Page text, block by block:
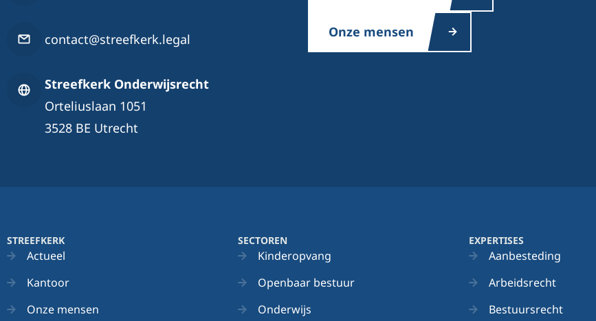
contact@streefkerk.legal
Streefkerk Onderwijsrecht
Orteliuslaan 1051
3528 BE Utrecht
Onze mensen
STREEFKERK
Actueel
Kantoor
Onze mensen
SECTOREN
Kinderopvang
Openbaar bestuur
Onderwijs
EXPERTISES
Aanbesteding
Arbeidsrecht
Bestuursrecht